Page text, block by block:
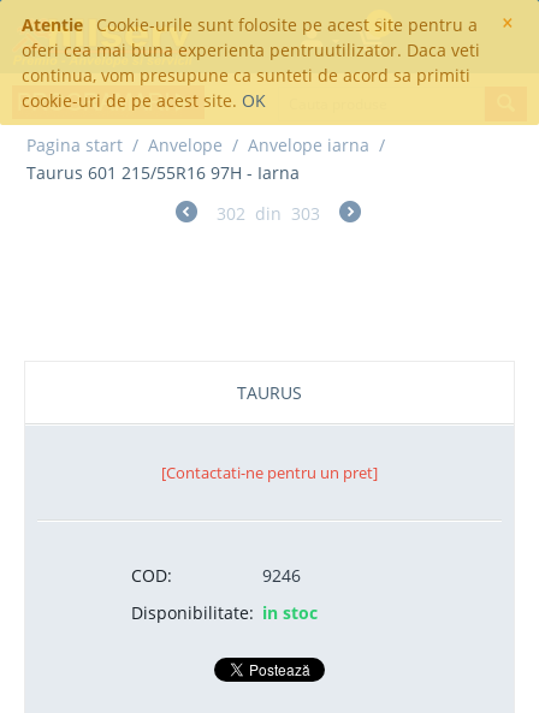
×
Atentie
Cookie-urile sunt folosite pe acest site pentru a
oferi cea mai buna experienta pentruutilizator. Daca veti
continua, vom presupune ca sunteti de acord sa primiti
cookie-uri de pe acest site. OK
0
Pagina start / Anvelope / Anvelope iarna /
Taurus 601 215/55R16 97H - Iarna
302 din 303
TAURUS
[Contactati-ne pentru un pret]
COD:
9246
Disponibilitate: in stoc